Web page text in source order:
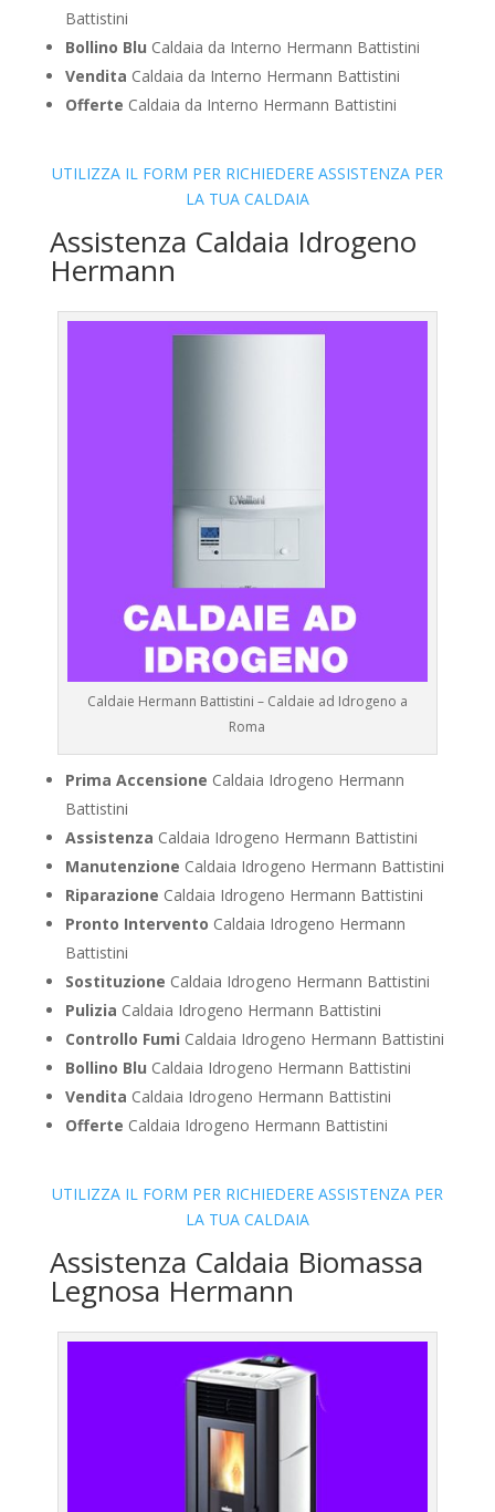
Battistini
Bollino Blu Caldaia da Interno Hermann Battistini
Vendita Caldaia da Interno Hermann Battistini
Offerte Caldaia da Interno Hermann Battistini
UTILIZZA IL FORM PER RICHIEDERE ASSISTENZA PER
LA TUA CALDAIA
Assistenza Caldaia Idrogeno
Hermann
Caldaie Hermann Battistini – Caldaie ad Idrogeno a
Roma
Prima Accensione Caldaia Idrogeno Hermann
Battistini
Assistenza Caldaia Idrogeno Hermann Battistini
Manutenzione Caldaia Idrogeno Hermann Battistini
Riparazione Caldaia Idrogeno Hermann Battistini
Pronto Intervento Caldaia Idrogeno Hermann
Battistini
Sostituzione Caldaia Idrogeno Hermann Battistini
Pulizia Caldaia Idrogeno Hermann Battistini
Controllo Fumi Caldaia Idrogeno Hermann Battistini
Bollino Blu Caldaia Idrogeno Hermann Battistini
Vendita Caldaia Idrogeno Hermann Battistini
Offerte Caldaia Idrogeno Hermann Battistini
UTILIZZA IL FORM PER RICHIEDERE ASSISTENZA PER
LA TUA CALDAIA
Assistenza Caldaia Biomassa
Legnosa Hermann